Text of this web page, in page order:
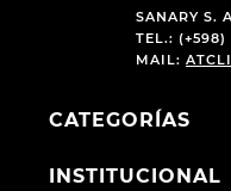
SANARY S.
TEL.: (+598)
MAIL:
CATEGORÍAS
INSTITUCIONAL